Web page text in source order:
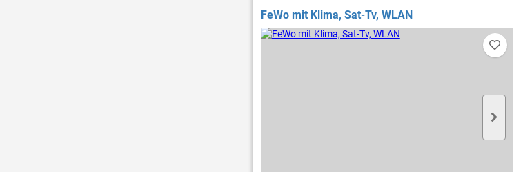
FeWo mit Klima, Sat-Tv, WLAN